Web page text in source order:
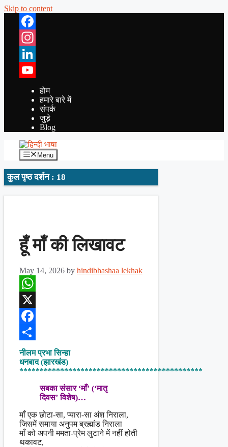
Skip to content
Facebook
Instagram
LinkedIn
YouTube
होम
हमारे बारे में
संपर्क
जुड़े
Blog
Menu
कुल पृष्ठ दर्शन : 18
हूँ माँ की लिखावट
May 14, 2026 by hindibhashaa lekhak
WhatsApp
X
Facebook
Share
नीलम प्रभा सिन्हा
धनबाद (झारखंड)
*********************************************
सबका संसार ‘माँ’ (‘मातृ
दिवस’ विशेष)…
माँ एक छोटा-सा, प्यारा-सा अंश निराला,
जिसमें समाया अनुपम ब्रह्मांड निराला
माँ को अपनी ममता-प्रेम लुटाने में नहीं होती
थकावट,